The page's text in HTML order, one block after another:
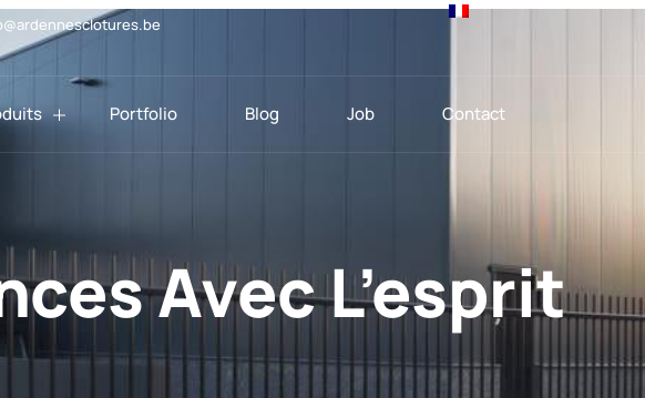
Portfolio Blog Job Contact
Avec L’esprit